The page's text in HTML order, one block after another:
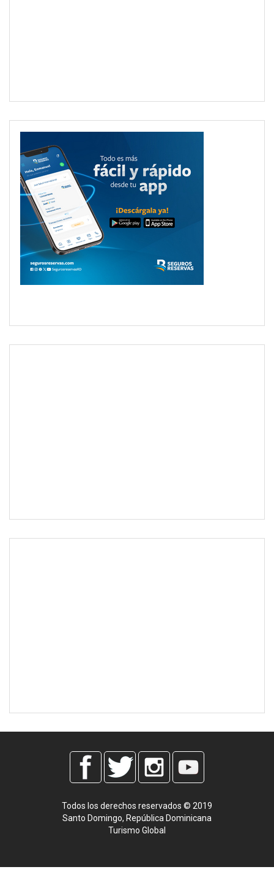
Todos los derechos reservados © 2019
Santo Domingo, República Dominicana
Turismo Global